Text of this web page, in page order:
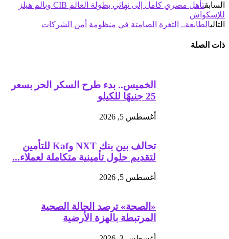
السابق
تأهل مصري كامل إلى نهائي بطولة العالم CIB وبالم هيلز
للإسكواش
التاليالطابعة.. الثغرة الصامتة في منظومة أمن الشركات
ذات الصلة
الخميس.. بدء طرح السكر الحر بسعر
25 جنيهًا للكيلو
أغسطس 5, 2026
تحالف بين بنك NXT وKaf للتأمين
لتقديم حلول تأمينية متكاملة لعملاء...
أغسطس 5, 2026
«الصحة» ترصد الحالة الصحية
المرتبطة بالهزة الأرضية